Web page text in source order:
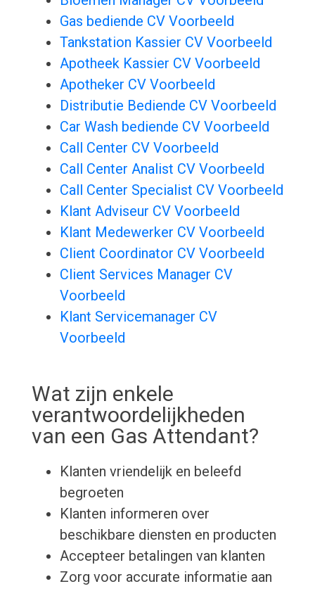
Gas bediende CV Voorbeeld
Tankstation Kassier CV Voorbeeld
Apotheek Kassier CV Voorbeeld
Apotheker CV Voorbeeld
Distributie Bediende CV Voorbeeld
Car Wash bediende CV Voorbeeld
Call Center CV Voorbeeld
Call Center Analist CV Voorbeeld
Call Center Specialist CV Voorbeeld
Klant Adviseur CV Voorbeeld
Klant Medewerker CV Voorbeeld
Client Coordinator CV Voorbeeld
Client Services Manager CV
Voorbeeld
Klant Servicemanager CV
Voorbeeld
Wat zijn enkele
verantwoordelijkheden
van een Gas Attendant?
Klanten vriendelijk en beleefd
begroeten
Klanten informeren over
beschikbare diensten en producten
Accepteer betalingen van klanten
Zorg voor accurate informatie aan